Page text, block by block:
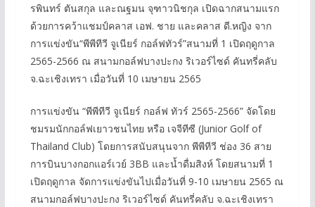
รพินทร์ ตันสกุล และณฐมน จุฑาวนิชกุล เปิดฉากสนามแรก
ด้วยการคว้าแชมป์คลาส เอฟ. ชาย และคลาส ดี.หญิง จาก
การแข่งขัน“พีพีทีวี จูเนียร์ กอล์ฟทัวร์”สนามที่ 1 เปิดฤดูกาล
2565-2566 ณ สนามกอล์ฟบางปะกง ริเวอร์ไซด์ คันทรี่คลับ
จ.ฉะเชิงเทรา เมื่อวันที่ 10 เมษายน 2565
การแข่งขัน “พีพีทีวี จูเนียร์ กอล์ฟ ทัวร์ 2565-2566” จัดโดย
ชมรมนักกอล์ฟเยาวชนไทย หรือ เจจีทีซี (Junior Golf of
Thailand Club) โดยการสนับสนุนจาก พีพีทีวี ช่อง 36 สาย
การบินบางกอกแอร์เวย์ 3BB และน้ำดื่มสิงห์ โดยสนามที่ 1
เปิดฤดูกาล จัดการแข่งขันไปเมื่อวันที่ 9-10 เมษายน 2565 ณ
สนามกอล์ฟบางปะกง ริเวอร์ไซด์ คันทรี่คลับ จ.ฉะเชิงเทรา